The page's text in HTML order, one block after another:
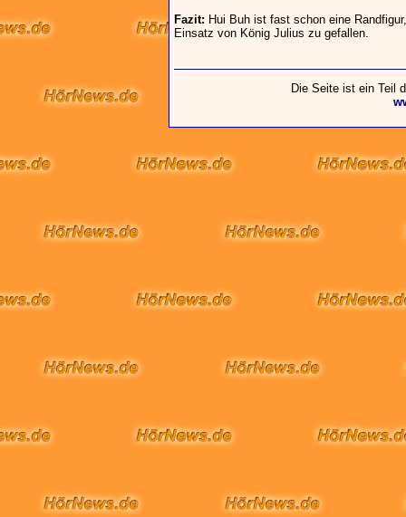
Fazit: Hui Buh ist fast schon eine
Einsatz von König Julius zu gefallen.
Die Seite ist ein Teil